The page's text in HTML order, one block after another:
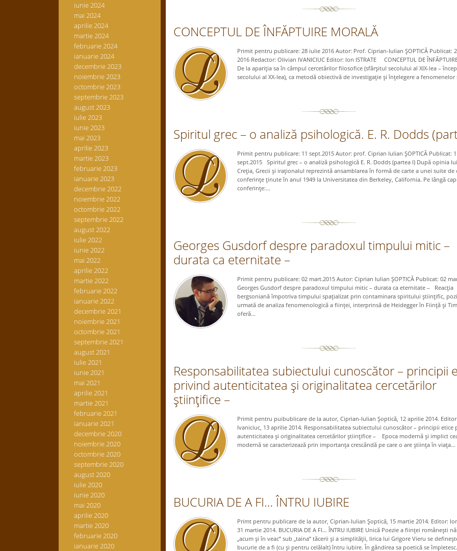
iunie 2024
mai 2024
aprilie 2024
martie 2024
februarie 2024
ianuarie 2024
decembrie 2023
noiembrie 2023
octombrie 2023
septembrie 2023
august 2023
iulie 2023
iunie 2023
mai 2023
aprilie 2023
martie 2023
februarie 2023
ianuarie 2023
decembrie 2022
noiembrie 2022
octombrie 2022
septembrie 2022
august 2022
iulie 2022
iunie 2022
mai 2022
aprilie 2022
martie 2022
februarie 2022
ianuarie 2022
decembrie 2021
noiembrie 2021
octombrie 2021
septembrie 2021
august 2021
iulie 2021
iunie 2021
mai 2021
aprilie 2021
martie 2021
februarie 2021
ianuarie 2021
decembrie 2020
noiembrie 2020
octombrie 2020
septembrie 2020
august 2020
iulie 2020
iunie 2020
mai 2020
aprilie 2020
martie 2020
februarie 2020
ianuarie 2020
CONCEPTUL DE ÎNFĂPTUIRE MORALĂ
Primit pentru publicare: 28 iulie 2016 Autor: Prof. Ciprian-Iulian ŞOPTICĂ Publicat:
2016 Redactor: Olivian IVANICIUC Editor: Ion ISTRATE CONCEPTUL DE
De la apariţia sa în câmpul cercetărilor filosofice (sfârşitul secolului al XIX-lea –
secolului al XX-lea), ca metodă obiectivă de investigaţie şi înţelegere a fenomenelor
Spiritul grec – o analiză psihologică. E. R. Dodds
Primit pentru publicare: 11 sept.2015 Autor: prof. Ciprian Iulian ŞOPTICĂ Publicat:
sept.2015 Spiritul grec – o analiză psihologică E. R. Dodds (partea I) După opinia
Creţia, Grecii şi iraţionalul reprezintă ansamblarea în formă de carte a unei suite de
conferinţe ţinute în anul 1949 la Universitatea din Berkeley, California. Pe lângă
conferinţe:...
Georges Gusdorf despre paradoxul timpului mitic –
durata ca eternitate –
Primit pentru publicare: 02 mart.2015 Autor: Ciprian Iulian ŞOPTICĂ Publicat: 02
Georges Gusdorf despre paradoxul timpului mitic – durata ca eternitate – Reacţia
bergsoniană împotriva timpului spaţializat prin contaminara spiritului ştiinţific,
urmată de analiza fenomenologică a fiinţei, interprinsă de Heidegger în Fiinţă şi
oferă...
Responsabilitatea subiectului cunoscător – principii
privind autenticitatea şi originalitatea cercetărilor
ştiinţifice –
Primit pentru puibublicare de la autor, Ciprian-Iulian Şoptică, 12 aprilie 2014.
Ivaniciuc, 13 aprilie 2014. Responsabilitatea subiectului cunoscător – principii etice
autenticitatea şi originalitatea cercetărilor ştiinţifice – Epoca modernă şi implict
modernă se caracterizează prin importanţa crescândă pe care o are ştiinţa în viaţa...
BUCURIA DE A FI… ÎNTRU IUBIRE
Primt pentru publicare de la autor, Ciprian-Iulian Şoptică, 15 martie 2014. Editor:
31 martie 2014. BUCURIA DE A FI… ÎNTRU IUBIRE Unică Poezie a fiinţei româneşti
„acum şi în veac” sub „taina” tăcerii şi a simplităţii, lirica lui Grigore Vieru se
bucurie de a fi (cu şi pentru celălalt) întru iubire. În gândirea sa poetică se